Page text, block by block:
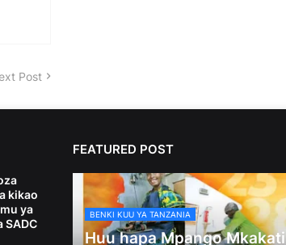
Post
kikao
ya
SADC
FEATURED POST
BENKI KUU YA TANZANIA
Huu hapa Mpango Mkakati